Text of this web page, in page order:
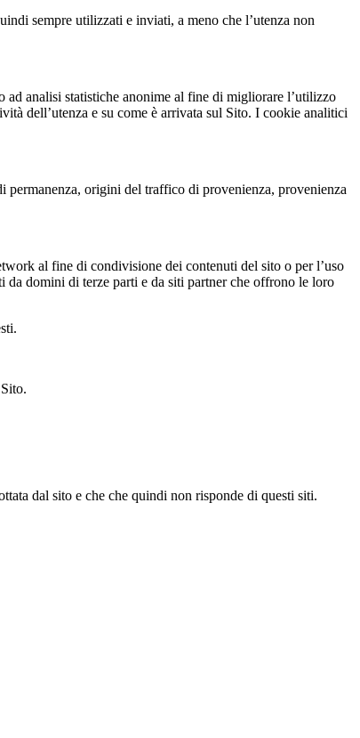
sempre utilizzati e inviati, a meno che l’utenza non
analisi statistiche anonime al fine di migliorare l’utilizzo
dell’utenza e su come è arrivata sul Sito. I cookie analitici
origini del traffico di provenienza, provenienza
al fine di condivisione dei contenuti del sito o per l’uso
domini di terze parti e da siti partner che offrono le loro
dal sito e che che quindi non risponde di questi siti.